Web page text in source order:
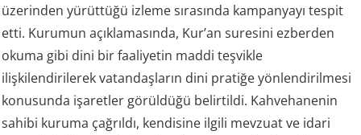
üzerinden yürüttüğü izleme sırasında kampanyayı tespit
etti. Kurumun açıklamasında, Kur’an suresini ezberden
okuma gibi dini bir faaliyetin maddi teşvikle
ilişkilendirilerek vatandaşların dini pratiğe yönlendirilmesi
konusunda işaretler görüldüğü belirtildi. Kahvehanenin
sahibi kuruma çağrıldı, kendisine ilgili mevzuat ve idari